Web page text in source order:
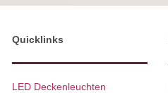
Quicklinks
LED Deckenleuchten